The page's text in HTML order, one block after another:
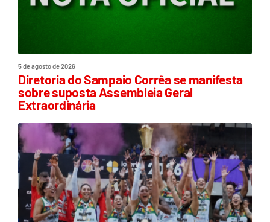
5 de agosto de 2026
Diretoria do Sampaio Corrêa se manifesta
sobre suposta Assembleia Geral
Extraordinária